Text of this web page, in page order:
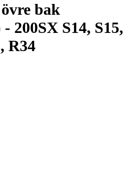
bak
200SX S14, S15,
R34